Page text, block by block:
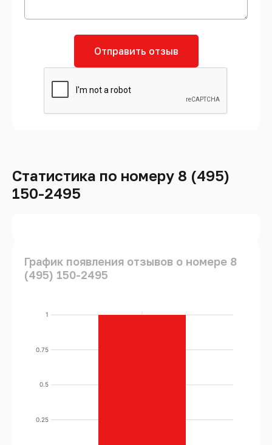
Отправить отзыв
Статистика по номеру 8 (495)
150-2495
График появления отзывов о номере 8
(495) 150-2495
0.25
0.5
0.75
1